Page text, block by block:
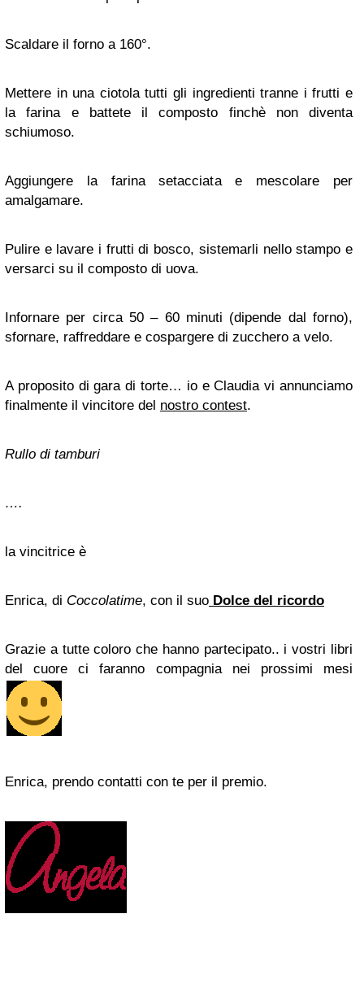
Scaldare il forno a 160°.
Mettere in una ciotola tutti gli ingredienti tranne i frutti e
la farina e battete il composto finchè non diventa
schiumoso.
Aggiungere la farina setacciata e mescolare per
amalgamare.
Pulire e lavare i frutti di bosco, sistemarli nello stampo e
versarci su il composto di uova.
Infornare per circa 50 – 60 minuti (dipende dal forno),
sfornare, raffreddare e cospargere di zucchero a velo.
A proposito di gara di torte… io e Claudia vi annunciamo
finalmente il vincitore del nostro contest.
Rullo di tamburi
….
la vincitrice è
Enrica, di Coccolatime, con il suo Dolce del ricordo
Grazie a tutte coloro che hanno partecipato.. i vostri libri
del cuore ci faranno compagnia nei prossimi mesi
Enrica, prendo contatti con te per il premio.